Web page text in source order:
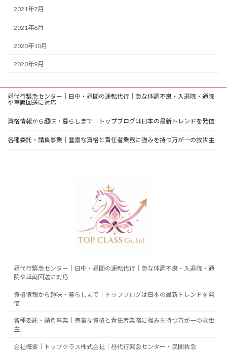
2021年7月
2021年6月
2020年10月
2020年9月
昼代行緊急センター｜日中・昼間の運転代行｜急な体調不良・入退院・通院
や車両回送に対応
資格情報から趣味・暮らしまで｜トップブログは日本の最新トレンドを発信
各種委託・請負事業｜豊富な資格と責任者業務に強みを持つ万が一の救世主
昼代行緊急センター｜日中・昼間の運転代行｜急な体調不良・入退院・通
院や車両回送に対応
資格情報から趣味・暮らしまで｜トップブログは日本の最新トレンドを発
信
各種委託・請負事業｜豊富な資格と責任者業務に強みを持つ万が一の救世
主
会社概要｜トップクラス株式会社｜昼代行緊急センター・民間救急